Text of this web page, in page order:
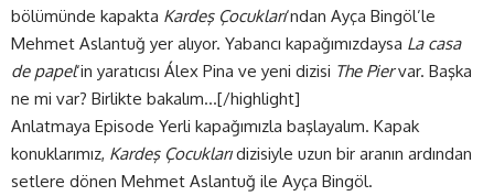
bölümünde kapakta Kardeş Çocukları‘ndan Ayça Bingöl’le
Mehmet Aslantuğ yer alıyor. Yabancı kapağımızdaysa La casa
de papel‘in yaratıcısı Álex Pina ve yeni dizisi The Piervar. Başka
ne mi var? Birlikte bakalım…[/highlight]
Anlatmaya Episode Yerli kapağımızla başlayalım. Kapak
konuklarımız, Kardeş Çocuklarıdizisiyle uzun bir aranın ardından
setlere dönen Mehmet Aslantuğ ile Ayça Bingöl.